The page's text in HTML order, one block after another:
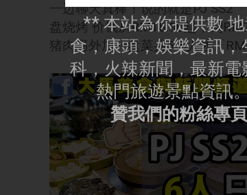
一边聊天真棒！说的就是PJ SS2
盘烧烤 价钱从RM18.90起，到
猪肉另外加一盘菜共5-6人才「
** 本站為你提供數
食，康頭，娛樂資訊，
科，火辣新聞，最新電
熱門旅遊景點資訊
贊我們的粉絲專